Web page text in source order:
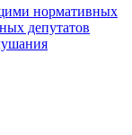
нормативных
депутатов